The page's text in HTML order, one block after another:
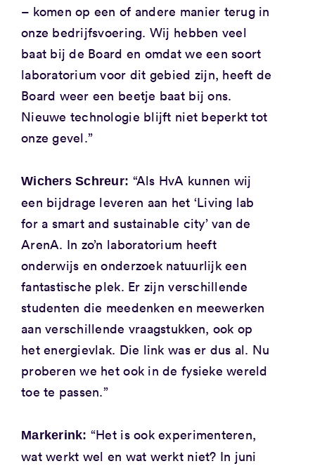
– komen op een of andere manier terug in
onze bedrijfsvoering. Wij hebben veel
baat bij de Board en omdat we een soort
laboratorium voor dit gebied zijn, heeft de
Board weer een beetje baat bij ons.
Nieuwe technologie blijft niet beperkt tot
onze gevel.”
Wichers Schreur: “Als HvA kunnen wij
een bijdrage leveren aan het ‘Living lab
for a smart and sustainable city’ van de
ArenA. In zo’n laboratorium heeft
onderwijs en onderzoek natuurlijk een
fantastische plek. Er zijn verschillende
studenten die meedenken en meewerken
aan verschillende vraagstukken, ook op
het energievlak. Die link was er dus al. Nu
proberen we het ook in de fysieke wereld
toe te passen.”
Markerink: “Het is ook experimenteren,
wat werkt wel en wat werkt niet? In juni